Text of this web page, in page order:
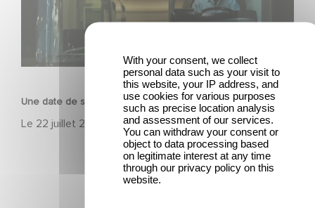
FILM
Une date de sortie pour le nouveau film de Franck Dubosc
Le 22 juillet 2026
With your consent, we collect
personal data such as your visit to
this website, your IP address, and
use cookies for various purposes
such as precise location analysis
and assessment of our services.
You can withdraw your consent or
object to data processing based
on legitimate interest at any time
through our privacy policy on this
website.